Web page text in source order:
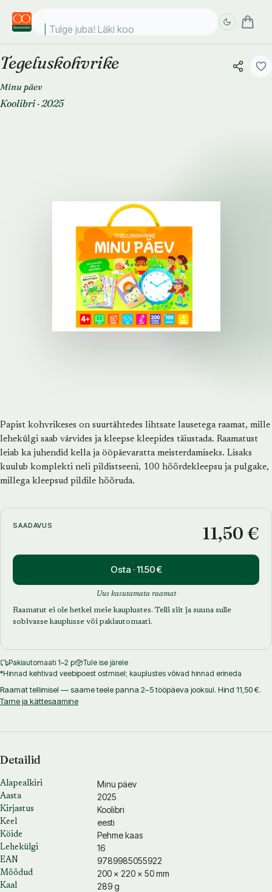
Tulge juba! Läki kooli
Tegeluskohvrike
Minu päev
Koolibri·2025
Papist kohvrikeses on suurtähtedes lihtsate lausetega raamat, mille
lehekülgi saab värvides ja kleepse kleepides täiustada. Raamatust
leiab ka juhendid kella ja ööpäevaratta meisterdamiseks. Lisaks
kuulub komplekti neli pildistseeni, 100 hõõrdekleepsu ja pulgake,
millega kleepsud pildile hõõruda.
SAADAVUS 11,50 €
Osta · 11.50 €
Uus kasutamata raamat
Raamatut ei ole hetkel meie kauplustes. Telli siit ja suuna sulle
sobivasse kauplusse või pakiautomaati.
Pakiautomaati 1–2 p
Tule ise järele
*Hinnad kehtivad veebipoest ostmisel; kauplustes võivad hinnad erineda
Raamat tellimisel — saame teele panna 2–5 tööpäeva jooksul. Hind 11,50 €.
Tarne ja kättesaamine
Detailid
Alapealkiri Minu päev
Aasta 2025
Kirjastus Koolibri
Keel eesti
Köide Pehme kaas
Lehekülgi 16
EAN 9789985055922
Mõõdud 200 × 220 × 50 mm
Kaal 289 g